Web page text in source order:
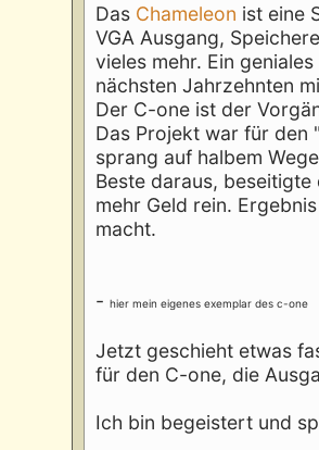
Das Chameleon ist eine
VGA Ausgang,
vieles mehr. Ein
nächsten Jahrzehnten
Der C-one ist der
Das Projekt war für den
sprang auf halbem
Beste daraus,
mehr Geld rein.
macht.
-hier mein eigenes exemplar des c-one
Jetzt geschieht etwas
für den C-one, die
Ich bin begeistert und